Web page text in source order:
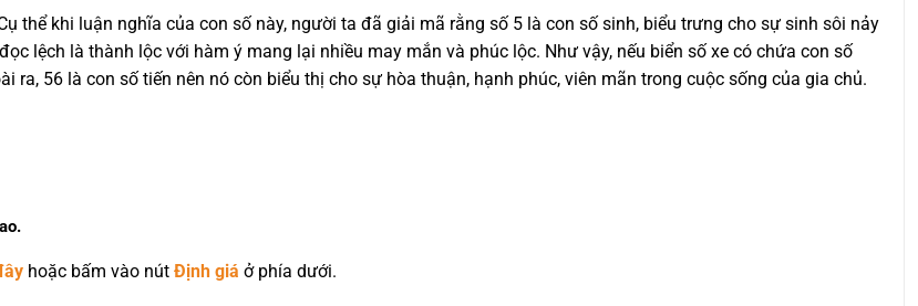
thể khi luận nghĩa của con số này, người ta đã giải mã rằng số 5 là con số sinh, biểu trưng cho sự sinh sôi nảy
lệch là thành lộc với hàm ý mang lại nhiều may mắn và phúc lộc. Như vậy, nếu biển số xe có chứa con số
ra, 56 là con số tiến nên nó còn biểu thị cho sự hòa thuận, hạnh phúc, viên mãn trong cuộc sống của gia chủ.
hoặc bấm vào nút Định giá ở phía dưới.